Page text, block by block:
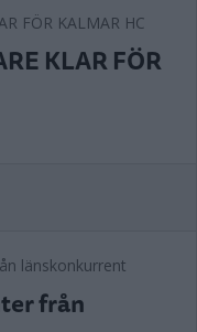
KLAR FÖR
från